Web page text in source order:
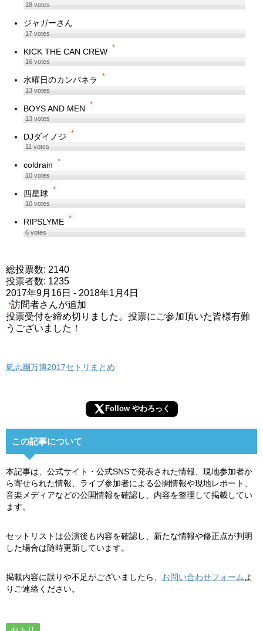
18votes
ジャガーさん
17votes
KICK THE CAN CREW *
16votes
水曜日のカンパネラ *
13votes
BOYS AND MEN *
13votes
DJダイノジ *
11votes
coldrain *
10votes
四星球 *
10votes
RIPSLYME *
6votes
総投票数: 2140
投票者数: 1235
2017年9月16日 - 2018年1月4日
*訪問者さんが追加
投票受付を締め切りました。投票にご参加頂いた皆様有難
うございました！
氣志團万博2017セトリまとめ
Follow やわろっく
この記事について
本記事は、公式サイト・公式SNSで発表された情報、現地参加者か
ら寄せられた情報、ライブ参加者による公開情報や現地レポート、
音楽メディアなどの公開情報を確認し、内容を整理して掲載してい
ます。
セットリストは公演後も内容を確認し、新たな情報や修正点が判明
した場合は随時更新しています。
掲載内容に誤りや不足がございましたら、 お問い合わせフォームよ
りご連絡ください。